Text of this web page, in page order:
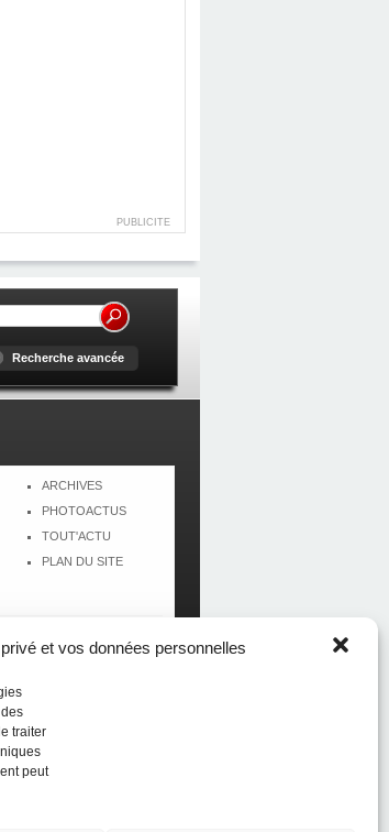
et vos données personnelles
traiter
peut
PUBLICITE
Recherche avancée
ARCHIVES
PHOTOACTUS
TOUT'ACTU
PLAN DU SITE